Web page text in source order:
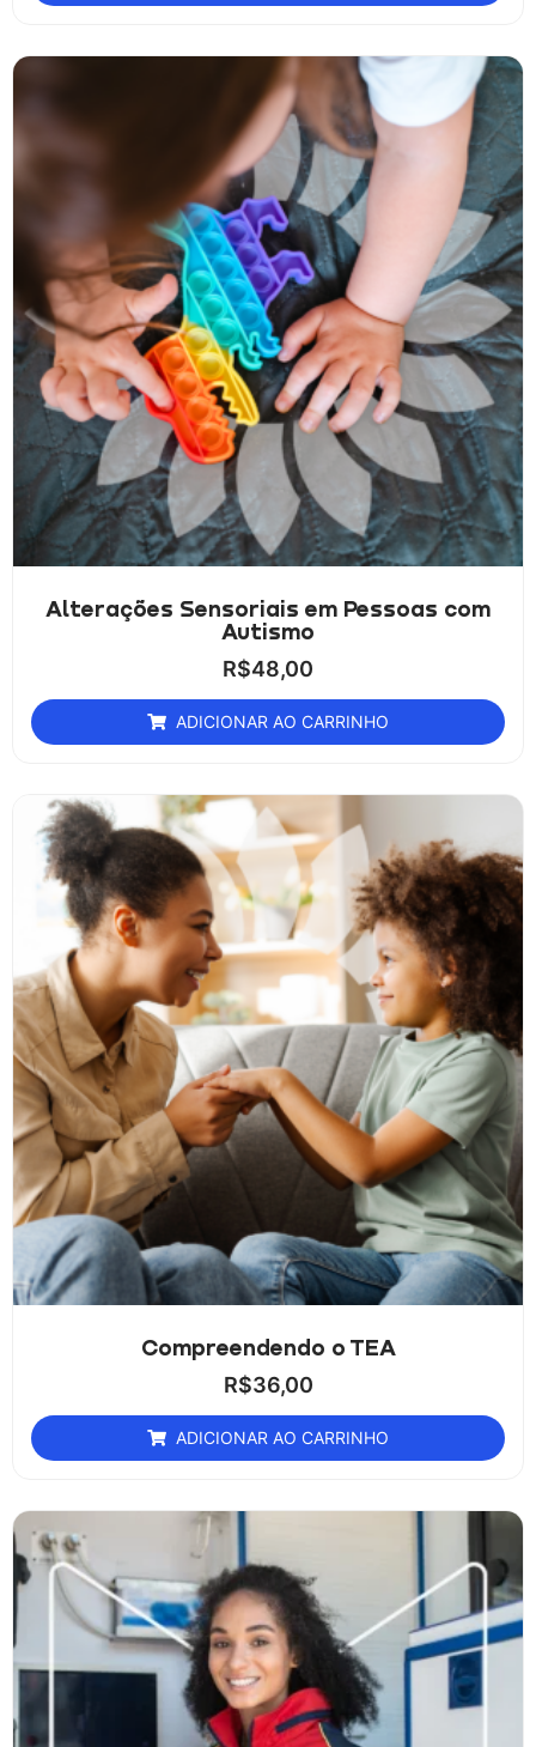
Alterações Sensoriais em Pessoas com
Autismo
R$48,00
ADICIONAR AO CARRINHO
Compreendendo o TEA
R$36,00
ADICIONAR AO CARRINHO